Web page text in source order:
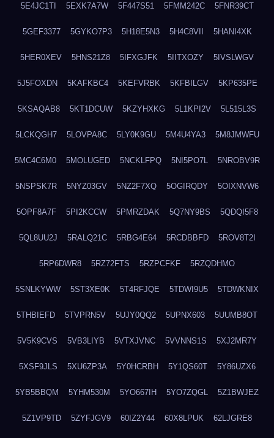
5E4JC1TI 5EXK7A7W 5F447S51 5FMM242C 5FNR39CT
5GEF3377 5GYKO7P3 5H18E5N3 5H4C8VII 5HANI4XK
5HER0XEV 5HNS21Z8 5IFXGJFK 5IITXOZY 5IVSLWGV
5J5FOXDN 5KAFKBC4 5KEFVRBK 5KFBILGV 5KP635PE
5KSAQAB8 5KT1DCUW 5KZYHXKG 5L1KPI2V 5L515L3S
5LCKQGH7 5LOVPA8C 5LY0K9GU 5M4U4YA3 5M8JMWFU
5MC4C6M0 5MOLUGED 5NCKLFPQ 5NI5PO7L 5NROBV9R
5NSPSK7R 5NYZ03GV 5NZ2F7XQ 5OGIRQDY 5OIXNVW6
5OPF8A7F 5PI2KCCW 5PMRZDAK 5Q7NY9BS 5QDQI5F8
5QL8UU2J 5RALQ21C 5RBG4E64 5RCDBBFD 5ROV8T2I
5RP6DWR8 5RZ72FTS 5RZPCFKF 5RZQDHMO
5SNLKYWW 5ST3XE0K 5T4RFJQE 5TDWI9U5 5TDWKNIX
5THBIEFD 5TVPRN5V 5UJY0QQ2 5UPNX603 5UUMB8OT
5V5K9CVS 5VB3LIYB 5VTXJVNC 5VVNNS1S 5XJ2MR7Y
5XSF9JLS 5XU6ZP3A 5Y0HCRBH 5Y1QS60T 5Y86UZX6
5YB5BBQM 5YHM530M 5YO667IH 5YO7ZQGL 5Z1BWJEZ
5Z1VP9TD 5ZYFJGV9 60IZ2Y44 60X8LPUK 62LJGRE8